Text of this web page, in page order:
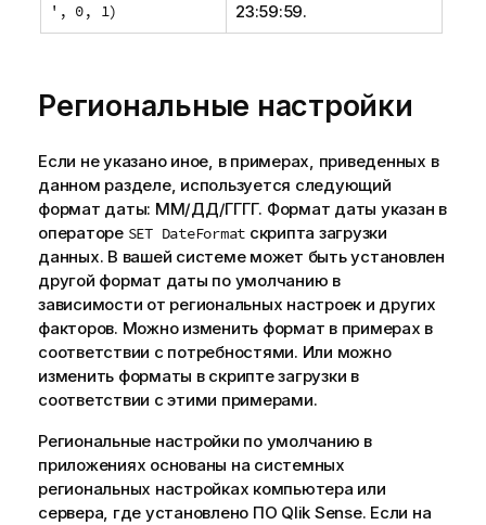
', 0, 1)
23:59:59.
Региональные настройки
Если не указано иное, в примерах, приведенных в
данном разделе, используется следующий
формат даты: ММ/ДД/ГГГГ. Формат даты указан в
операторе SET DateFormat скрипта загрузки
данных. В вашей системе может быть установлен
другой формат даты по умолчанию в
зависимости от региональных настроек и других
факторов. Можно изменить формат в примерах в
соответствии с потребностями. Или можно
изменить форматы в скрипте загрузки в
соответствии с этими примерами.
Региональные настройки по умолчанию в
приложениях основаны на системных
региональных настройках компьютера или
сервера, где установлено ПО Qlik Sense. Если на